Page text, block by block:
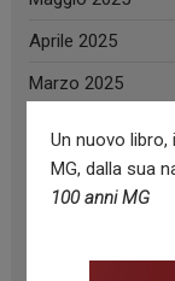
Aprile 2025
Marzo 2025
Gennaio 2025
Dicembre 2024
Un nuovo
MG, dalla sua
100 anni MG